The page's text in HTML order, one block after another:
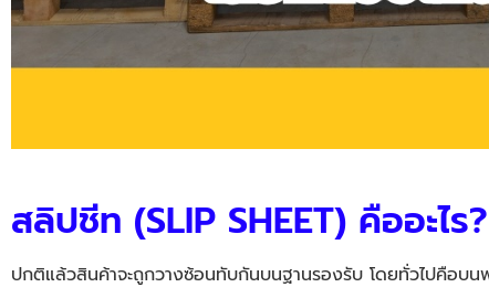
สลิปชีท (SLIP SHEET) คืออะไร?
ปกติแล้วสินค้าจะถูกวางซ้อนทับกันบนฐานรองรับ โดยทั่วไปคือบน